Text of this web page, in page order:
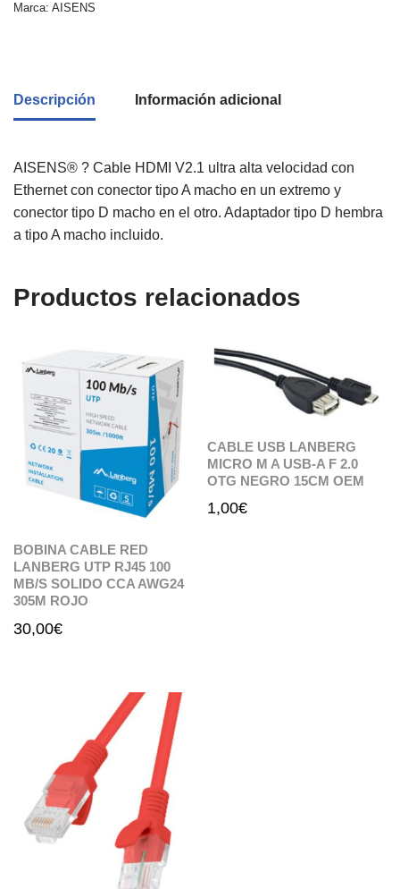
Marca: AISENS
Descripción Información adicional
AISENS® ? Cable HDMI V2.1 ultra alta velocidad con
Ethernet con conector tipo A macho en un extremo y
conector tipo D macho en el otro. Adaptador tipo D hembra
a tipo A macho incluido.
Productos relacionados
BOBINA CABLE RED
LANBERG UTP RJ45 100
MB/S SOLIDO CCA AWG24
305M ROJO
30,00€
CABLE USB LANBERG
MICRO M A USB-A F 2.0
OTG NEGRO 15CM OEM
1,00€